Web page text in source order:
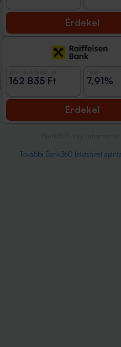
Érdekel
162 835 Ft 7,91%
Érdekel
További Bank360 lakáshitel